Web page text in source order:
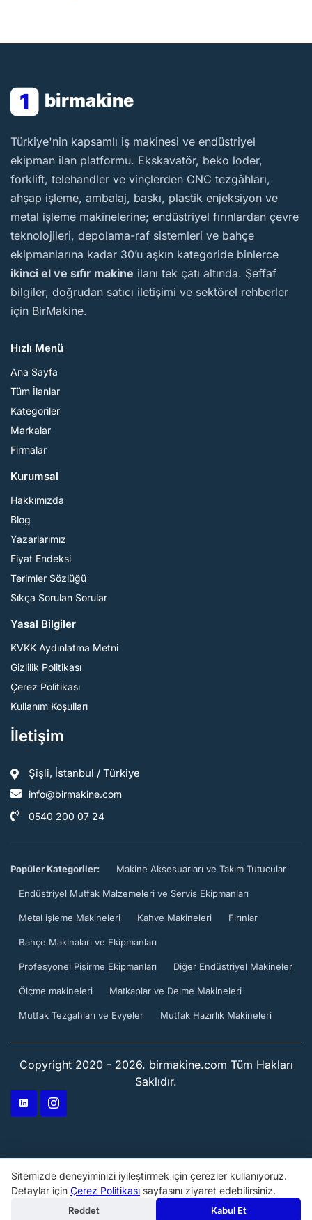
1 birmakine
BirMakine
Türkiye'nin kapsamlı iş makinesi ve endüstriyel
ekipman ilan platformu. Ekskavatör, beko loder,
forklift, telehandler ve vinçlerden CNC tezgâhları,
ahşap işleme, ambalaj, baskı, plastik enjeksiyon ve
metal işleme makinelerine; endüstriyel fırınlardan çevre
teknolojileri, depolama-raf sistemleri ve bahçe
ekipmanlarına kadar 30’u aşkın kategoride binlerce
ikinci el ve sıfır makine ilanı tek çatı altında. Şeffaf
bilgiler, doğrudan satıcı iletişimi ve sektörel rehberler
için BirMakine.
Hızlı Menü
Ana Sayfa
Tüm İlanlar
Kategoriler
Markalar
Firmalar
Kurumsal
Hakkımızda
Blog
Yazarlarımız
Fiyat Endeksi
Terimler Sözlüğü
Sıkça Sorulan Sorular
Yasal Bilgiler
KVKK Aydınlatma Metni
Gizlilik Politikası
Çerez Politikası
Kullanım Koşulları
İletişim
Şişli, İstanbul / Türkiye
info@birmakine.com
0540 200 07 24
Popüler Kategoriler: Makine Aksesuarları ve Takım Tutucular
Endüstriyel Mutfak Malzemeleri ve Servis Ekipmanları
Metal işleme Makineleri Kahve Makineleri Fırınlar
Bahçe Makinaları ve Ekipmanları
Profesyonel Pişirme Ekipmanları Diğer Endüstriyel Makineler
Ölçme makineleri Matkaplar ve Delme Makineleri
Mutfak Tezgahları ve Evyeler Mutfak Hazırlık Makineleri
Copyright 2020 - 2026. birmakine.com Tüm Hakları
Saklıdır.
Sitemizde deneyiminizi iyileştirmek için çerezler kullanıyoruz.
Detaylar için Çerez Politikası sayfasını ziyaret edebilirsiniz.
Reddet Kabul Et